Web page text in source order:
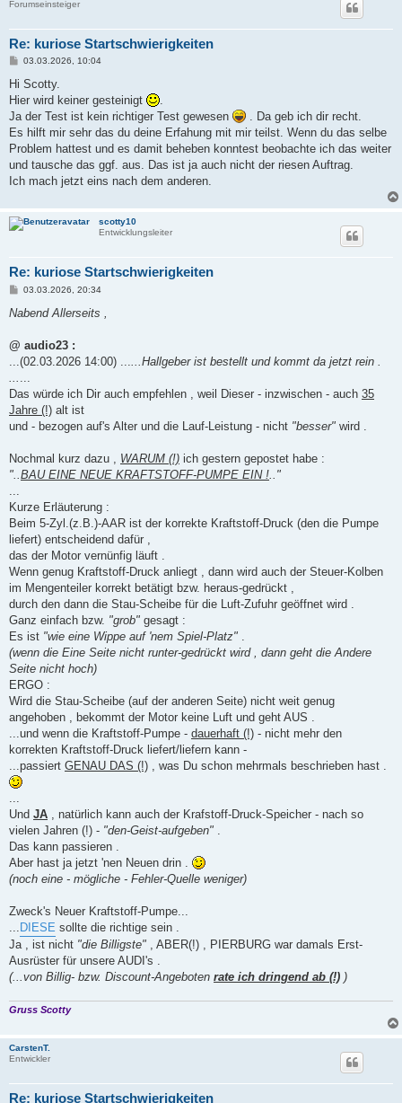
Forumseinsteiger
Re: kuriose Startschwierigkeiten
B
r
a
03.03.2026, 10:04
Hi Scotty.
Hier wird keiner gesteinigt
.
Ja der Test ist kein richtiger Test gewesen
. Da geb ich dir recht.
Es hilft mir sehr das du deine Erfahung mit mir teilst. Wenn du das selbe
Problem hattest und es damit beheben konntest beobachte ich das weiter
und tausche das ggf. aus. Das ist ja auch nicht der riesen Auftrag.
Ich mach jetzt eins nach dem anderen.
scotty10
Entwicklungsleiter
Re: kuriose Startschwierigkeiten
B
i
a
03.03.2026, 20:34
Nabend Allerseits ,
@ audio23 :
...(02.03.2026 14:00) ...
...Hallgeber ist bestellt und kommt da jetzt rein .
Das würde ich Dir auch empfehlen , weil Dieser - inzwischen - auch 35
Jahre (!) alt ist
und - bezogen auf's Alter und die Lauf-Leistung - nicht "besser" wird .
Nochmal kurz dazu , WARUM (!) ich gestern gepostet habe :
".. BAU EINE NEUE KRAFTSTOFF-PUMPE EIN ! .."
Kurze Erläuterung :
Beim 5-Zyl.(z.B.)-AAR ist der korrekte Kraftstoff-Druck (den die Pumpe
liefert) entscheidend dafür ,
das der Motor vernünfig läuft .
Wenn genug Kraftstoff-Druck anliegt , dann wird auch der Steuer-Kolben
im Mengenteiler korrekt betätigt bzw. heraus-gedrückt ,
durch den dann die Stau-Scheibe für die Luft-Zufuhr geöffnet wird .
Ganz einfach bzw. "grob" gesagt :
Es ist "wie eine Wippe auf 'nem Spiel-Platz"
(wenn die Eine Seite nicht runter-gedrückt wird , dann geht die Andere
Seite nicht hoch)
ERGO :
Wird die Stau-Scheibe (auf der anderen Seite) nicht weit genug
angehoben , bekommt der Motor keine Luft und geht AUS .
...und wenn die Kraftstoff-Pumpe - dauerhaft (!) - nicht mehr den
korrekten Kraftstoff-Druck liefert/liefern kann -
...passiert GENAU DAS (!) , was Du schon mehrmals beschrieben hast .
Und JA , natürlich kann auch der Krafstoff-Druck-Speicher - nach so
vielen Jahren (!) - "den-Geist-aufgeben"
Das kann passieren .
Aber hast ja jetzt 'nen Neuen drin .
(noch eine - mögliche - Fehler-Quelle weniger)
Zweck's Neuer Kraftstoff-Pumpe...
DIESE sollte die richtige sein .
Ja , ist nicht "die Billigste" , ABER(!) , PIERBURG war damals Erst-
Ausrüster für unsere AUDI's .
(...von Billig- bzw. Discount-Angeboten rate ich dringend ab (!) )
Gruss Scotty
CarstenT.
Entwickler
Re: kuriose Startschwierigkeiten